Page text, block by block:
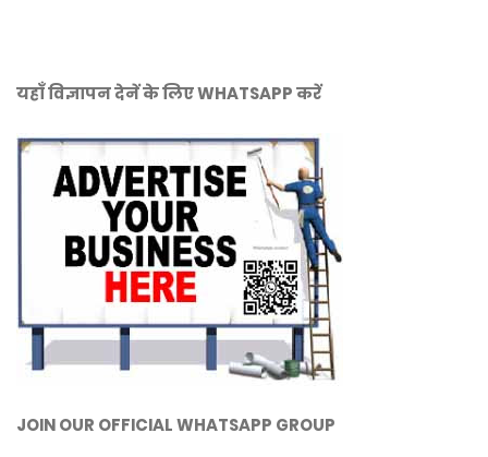
यहाँ विज्ञापन देनें के लिए WHATSAPP करें
JOIN OUR OFFICIAL WHATSAPP GROUP